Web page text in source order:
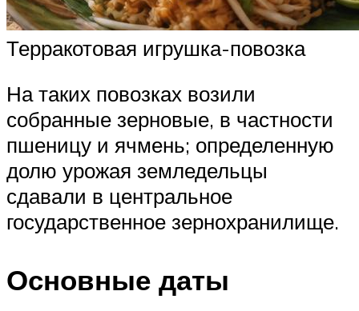
Терракотовая игрушка-повозка
На таких повозках возили
собранные зерновые, в частности
пшеницу и ячмень; определенную
долю урожая земледельцы
сдавали в центральное
государственное зернохранилище.
Основные даты